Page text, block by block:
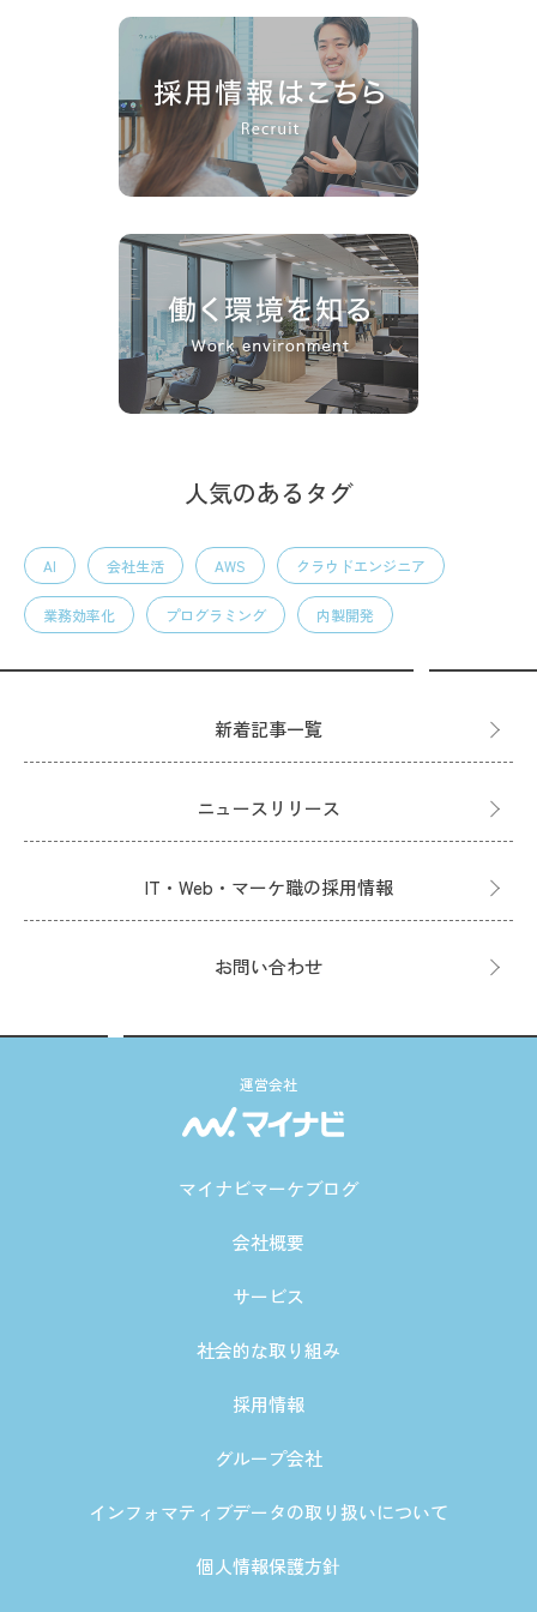
人気のあるタグ
AI 会社生活 AWS クラウドエンジニア
業務効率化 プログラミング 内製開発
新着記事一覧
ニュースリリース
IT・Web・マーケ職の採用情報
お問い合わせ
運営会社
マイナビマーケブログ
会社概要
サービス
社会的な取り組み
採用情報
グループ会社
インフォマティブデータの取り扱いについて
個人情報保護方針